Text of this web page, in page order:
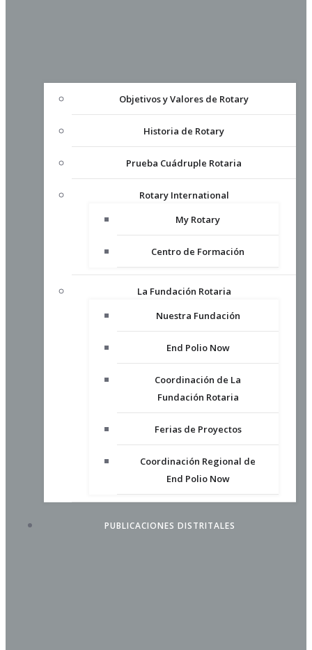
Objetivos y Valores de Rotary
Historia de Rotary
Prueba Cuádruple Rotaria
Rotary International
My Rotary
Centro de Formación
La Fundación Rotaria
Nuestra Fundación
End Polio Now
Coordinación de La
Fundación Rotaria
Ferias de Proyectos
Coordinación Regional de
End Polio Now
PUBLICACIONES DISTRITALES